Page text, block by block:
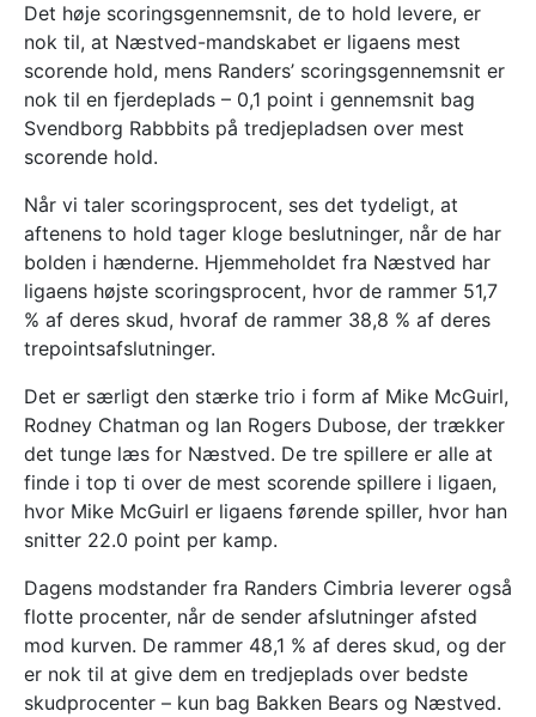
Det høje scoringsgennemsnit, de to hold levere, er
nok til, at Næstved-mandskabet er ligaens mest
scorende hold, mens Randers’ scoringsgennemsnit er
nok til en fjerdeplads – 0,1 point i gennemsnit bag
Svendborg Rabbbits på tredjepladsen over mest
scorende hold.
Når vi taler scoringsprocent, ses det tydeligt, at
aftenens to hold tager kloge beslutninger, når de har
bolden i hænderne. Hjemmeholdet fra Næstved har
ligaens højste scoringsprocent, hvor de rammer 51,7
% af deres skud, hvoraf de rammer 38,8 % af deres
trepointsafslutninger.
Det er særligt den stærke trio i form af Mike McGuirl,
Rodney Chatman og Ian Rogers Dubose, der trækker
det tunge læs for Næstved. De tre spillere er alle at
finde i top ti over de mest scorende spillere i ligaen,
hvor Mike McGuirl er ligaens førende spiller, hvor han
snitter 22.0 point per kamp.
Dagens modstander fra Randers Cimbria leverer også
flotte procenter, når de sender afslutninger afsted
mod kurven. De rammer 48,1 % af deres skud, og der
er nok til at give dem en tredjeplads over bedste
skudprocenter – kun bag Bakken Bears og Næstved.